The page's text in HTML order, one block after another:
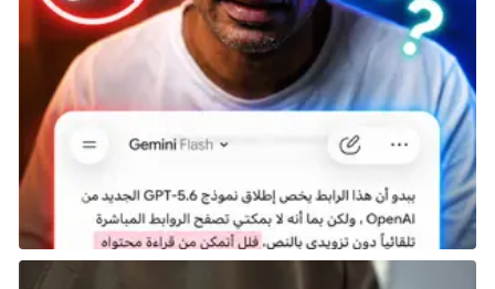
ورغم معاناتها من كتابة ضعيفة، كانت Dead Rising 3 بداية
جيدة لجهاز Xbox One، لكنها لم تكن اللعبة التي يمكن أن
تُباع على أساسها وحدة تحكم جديدة بشكل ناجح.
شارك هذه الصفحة عبر